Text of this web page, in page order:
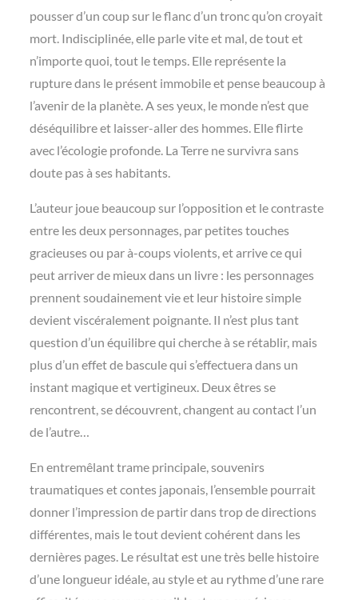
pousser d’un coup sur le flanc d’un tronc qu’on croyait
mort. Indisciplinée, elle parle vite et mal, de tout et
n’importe quoi, tout le temps. Elle représente la
rupture dans le présent immobile et pense beaucoup à
l’avenir de la planète. A ses yeux, le monde n’est que
déséquilibre et laisser-aller des hommes. Elle flirte
avec l’écologie profonde. La Terre ne survivra sans
doute pas à ses habitants.
L’auteur joue beaucoup sur l’opposition et le contraste
entre les deux personnages, par petites touches
gracieuses ou par à-coups violents, et arrive ce qui
peut arriver de mieux dans un livre : les personnages
prennent soudainement vie et leur histoire simple
devient viscéralement poignante. Il n’est plus tant
question d’un équilibre qui cherche à se rétablir, mais
plus d’un effet de bascule qui s’effectuera dans un
instant magique et vertigineux. Deux êtres se
rencontrent, se découvrent, changent au contact l’un
de l’autre…
En entremêlant trame principale, souvenirs
traumatiques et contes japonais, l’ensemble pourrait
donner l’impression de partir dans trop de directions
différentes, mais le tout devient cohérent dans les
dernières pages. Le résultat est une très belle histoire
d’une longueur idéale, au style et au rythme d’une rare